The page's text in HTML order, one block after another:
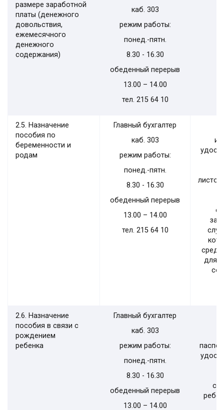
размере заработной
платы (денежного
довольствия,
ежемесячного
денежного
содержания)
каб. 303
режим работы:
понед.-пятн.
8.30 - 16.30
обеденный перерыв
13.00 – 14.00
тел. 215 64 10
2.5. Назначение
пособия по
беременности и
родам
Главный бухгалтер
каб. 303
режим работы:
понед.-пятн.
8.30 - 16.30
обеденный перерыв
13.00 – 14.00
тел. 215 64 10
для
2.6. Назначение
пособия в связи с
рождением
ребенка
Главный бухгалтер
каб. 303
режим работы:
понед.-пятн.
8.30 - 16.30
обеденный перерыв
13.00 – 14.00